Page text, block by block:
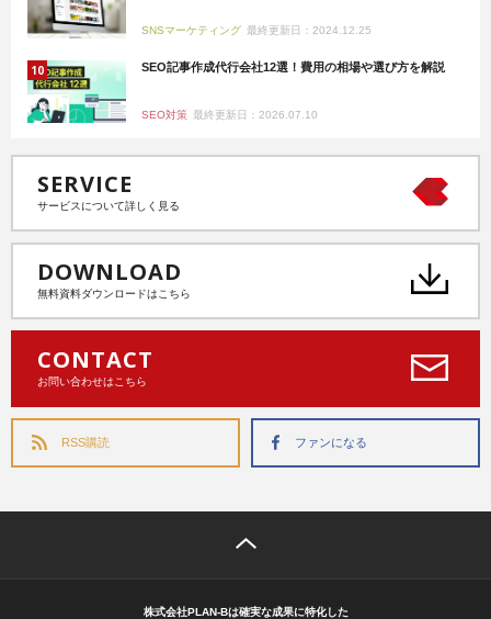
SNSマーケティング 最終更新日：2024.12.25
SEO記事作成代行会社12選！費用の相場や選び方を解説
SEO対策 最終更新日：2026.07.10
SERVICE
サービスについて詳しく見る
DOWNLOAD
無料資料ダウンロードはこちら
CONTACT
お問い合わせはこちら
RSS購読 ファンになる
株式会社PLAN-Bは確実な成果に特化した